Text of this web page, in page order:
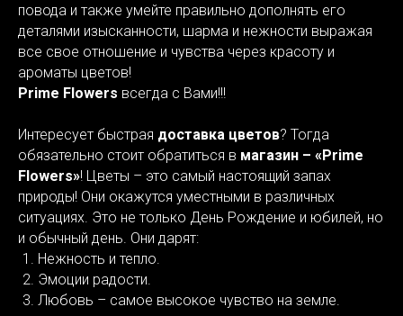
повода и также умейте правильно дополнять его
деталями изысканности, шарма и нежности выражая
все свое отношение и чувства через красоту и
ароматы цветов!
Prime Flowers всегда с Вами!!!
Интересует быстрая доставка цветов? Тогда
обязательно стоит обратиться в магазин – «Prime
Flowers»! Цветы – это самый настоящий запах
природы! Они окажутся уместными в различных
ситуациях. Это не только День Рождение и юбилей, но
и обычный день. Они дарят:
Нежность и тепло.
Эмоции радости.
Любовь – самое высокое чувство на земле.